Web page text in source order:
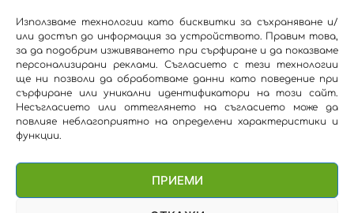
Използваме технологии като бисквитки за съхраняване и/
или достъп до информация за устройството. Правим това,
за да подобрим изживяването при сърфиране и да показваме
персонализирани реклами. Съгласието с тези технологии
ще ни позволи да обработваме данни като поведение при
сърфиране или уникални идентификатори на този сайт.
Несъгласието или оттеглянето на съгласието може да
повлияе неблагоприятно на определени характеристики и
функции.
ПРИЕМИ
+359 878 190079
Общи условия
Политиката за поверителност
Политика за бисквитките
© 2026 Yum Yum Bamboo част от